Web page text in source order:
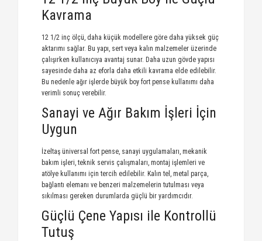
Kavrama
12 1/2 inç ölçü, daha küçük modellere göre daha yüksek güç
aktarımı sağlar. Bu yapı, sert veya kalın malzemeler üzerinde
çalışırken kullanıcıya avantaj sunar. Daha uzun gövde yapısı
sayesinde daha az eforla daha etkili kavrama elde edilebilir.
Bu nedenle ağır işlerde büyük boy fort pense kullanımı daha
verimli sonuç verebilir.
Sanayi ve Ağır Bakım İşleri İçin
Uygun
İzeltaş üniversal fort pense, sanayi uygulamaları, mekanik
bakım işleri, teknik servis çalışmaları, montaj işlemleri ve
atölye kullanımı için tercih edilebilir. Kalın tel, metal parça,
bağlantı elemanı ve benzeri malzemelerin tutulması veya
sıkılması gereken durumlarda güçlü bir yardımcıdır.
Güçlü Çene Yapısı ile Kontrollü
Tutuş